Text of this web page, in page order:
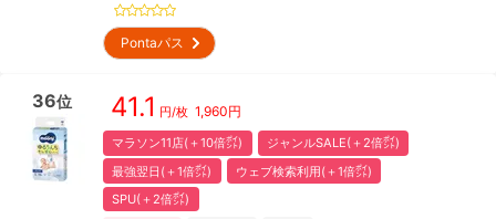
Pontaパス
36位 41.1 円/枚 1,960円
マラソン11店(＋10倍㌽)
ジャンルSALE(＋2倍㌽)
最強翌日(＋1倍㌽)
ウェブ検索利用(＋1倍㌽)
SPU(＋2倍㌽)